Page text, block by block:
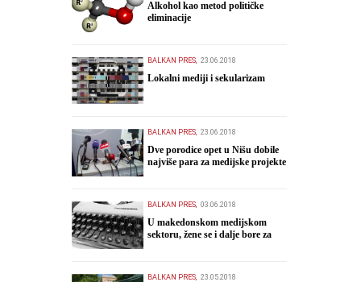
​Alkohol kao metod političke
eliminacije
BALKAN PRES, 23.06.2018
Lokalni mediji i sekularizam
BALKAN PRES, 23.06.2018
Dve porodice opet u Nišu dobile
najviše para za medijske projekte
BALKAN PRES, 03.06.2018
U makedonskom medijskom
sektoru, žene se i dalje bore za
BALKAN PRES, 23.05.2018